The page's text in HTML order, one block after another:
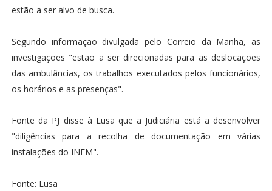
estão a ser alvo de busca.
Segundo informação divulgada pelo Correio da Manhã, as
investigações "estão a ser direcionadas para as deslocações
das ambulâncias, os trabalhos executados pelos funcionários,
os horários e as presenças".
Fonte da PJ disse à Lusa que a Judiciária está a desenvolver
"diligências para a recolha de documentação em várias
instalações do INEM".
Fonte: Lusa